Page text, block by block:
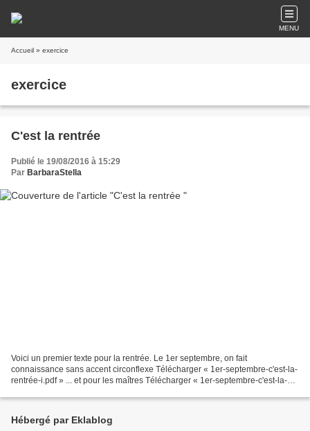
MENU
Accueil » exercice
exercice
C'est la rentrée
Publié le 19/08/2016 à 15:29
Par BarbaraStella
Voici un premier texte pour la rentrée. Le 1er septembre, on fait
connaissance sans accent circonflexe Télécharger « 1er-septembre-c'est-la-
rentrée-i.pdf » ... et pour les maîtres Télécharger « 1er-septembre-c'est-la-
Hébergé par Eklablog